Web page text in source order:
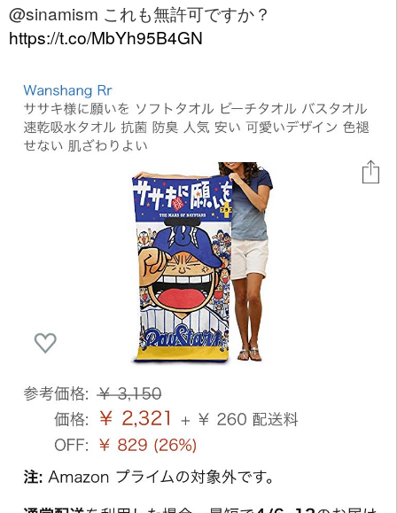
@sinamism これも無許可ですか？
https://t.co/MbYh95B4GN